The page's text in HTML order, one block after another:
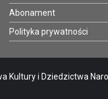
Abonament
Polityka prywatności
Kultury i Dziedzictwa